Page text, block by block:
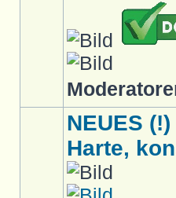
NEUES
Harte,